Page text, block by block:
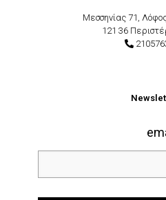
Μεσσηνίας 71,
121 36